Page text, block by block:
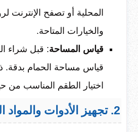
المحلية أو تصفح الإنترنت
والخيارات المتاحة.
قياس المساحة: قبل شراء
قياس مساحة الحمام
اختيار الطقم المناسب
2. تجهيز الأدوات والمواد اللازمة